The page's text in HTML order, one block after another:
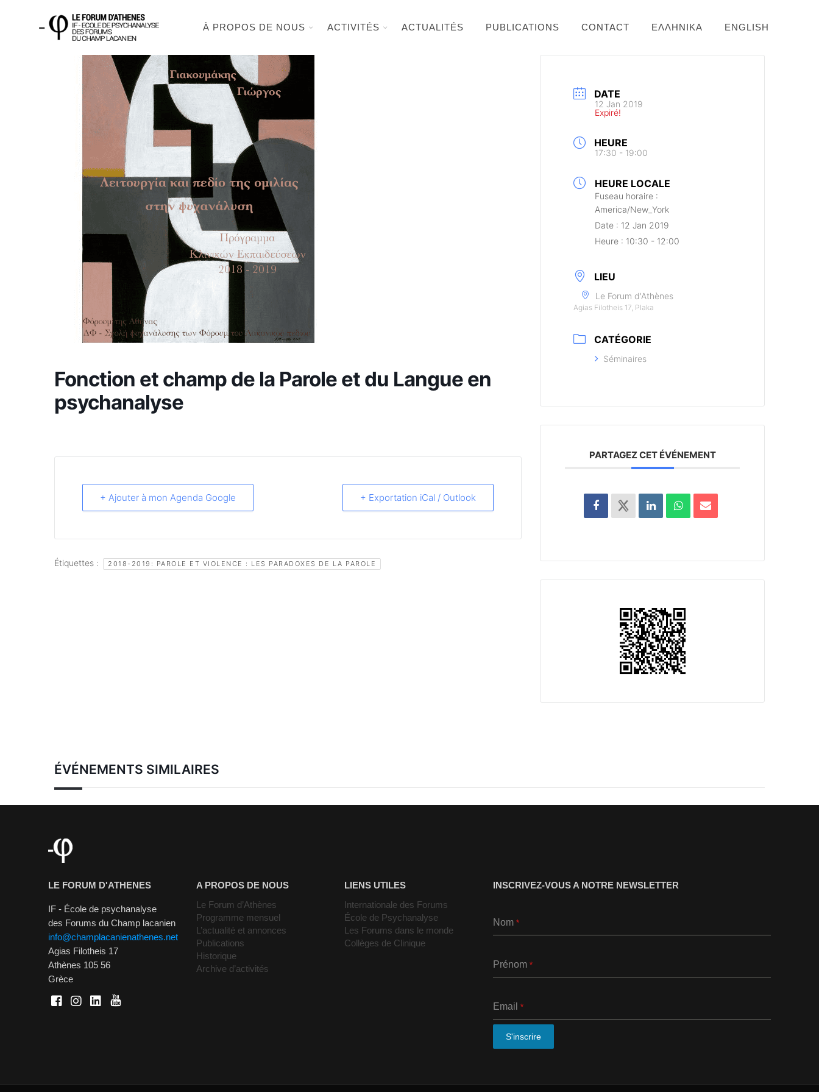
À PROPOS DE NOUS ACTIVITÉS ACTUALITÉS PUBLICATIONS CONTACT ΕΛΛΗΝΙΚΆ ENGLISH
Fonction et champ de la Parole et du Langue en
psychanalyse
+ Ajouter à mon Agenda Google + Exportation iCal / Outlook
Étiquettes : 2018-2019: PAROLE ET VIOLENCE : LES PARADOXES DE LA PAROLE
DATE
12 Jan 2019
Expiré!
HEURE
17:30 - 19:00
HEURE LOCALE
Fuseau horaire :
America/New_York
Date : 12 Jan 2019
Heure : 10:30 - 12:00
LIEU
Le Forum d'Athènes
Agias Filotheis 17, Plaka
CATÉGORIE
Séminaires
PARTAGEZ CET ÉVÉNEMENT
ÉVÉNEMENTS SIMILAIRES
LE FORUM D'ATHENES
IF - École de psychanalyse
des Forums du Champ lacanien
info@champlacanienathenes.net
Agias Filotheis 17
Athènes 105 56
Grèce
A PROPOS DE NOUS
Le Forum d’Athènes
Programme mensuel
L’actualité et annonces
Publications
Historique
Archive d’activités
LIENS UTILES
Internationale des Forums
École de Psychanalyse
Les Forums dans le monde
Collèges de Clinique
INSCRIVEZ-VOUS A NOTRE NEWSLETTER
Nom *
Prénom *
Email *
S'inscrire